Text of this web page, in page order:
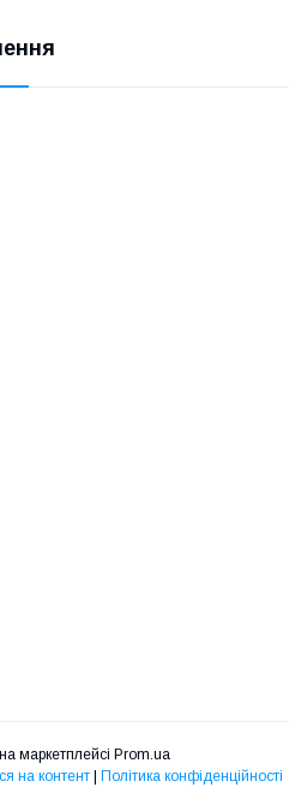
маркетплейсі Prom.ua
на контент Політика конфіденційності